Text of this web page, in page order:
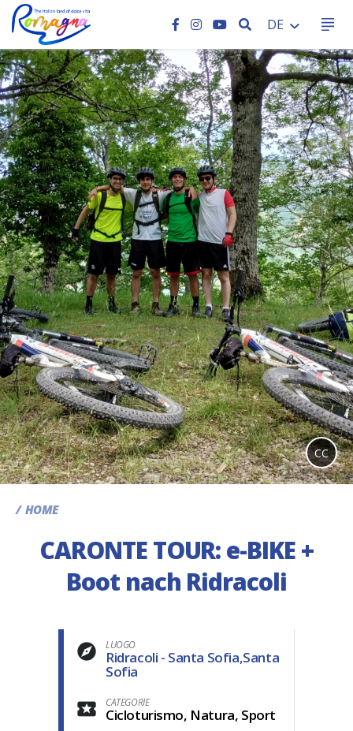
SEARCH
DE
CC
HOME
CARONTE TOUR: e-BIKE +
Boot nach Ridracoli
LUOGO
Ridracoli - Santa Sofia,Santa
Sofia
CATEGORIE
Cicloturismo, Natura, Sport